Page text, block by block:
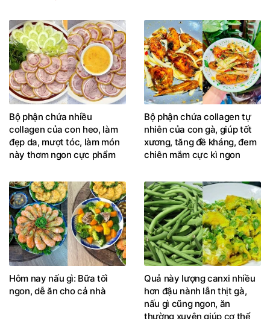
Bộ phận chứa nhiều
collagen của con heo, làm
đẹp da, mượt tóc, làm món
này thơm ngon cực phẩm
Bộ phận chứa collagen tự
nhiên của con gà, giúp tốt
xương, tăng đề kháng, đem
chiên mắm cực kì ngon
Hôm nay nấu gì: Bữa tối
ngon, dễ ăn cho cả nhà
Quả này lượng canxi nhiều
hơn đậu nành lẫn thịt gà,
nấu gì cũng ngon, ăn
thường xuyên giúp cơ thể